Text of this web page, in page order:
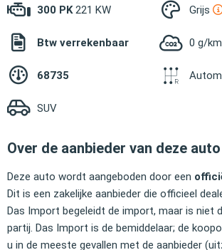
300 PK221 KW Grijs
Btw verrekenbaar 0 g/km
68735
SUV
Over de aanbieder van deze auto
Deze auto wordt aangeboden door een
Dit is een zakelijke aanbieder die officieel
Das Import begeleidt de import, maar is niet
partij. Das Import is de bemiddelaar; de
u in de meeste gevallen met de aanbieder